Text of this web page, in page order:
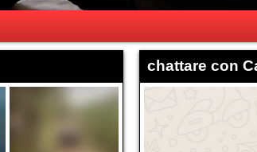
chattare con